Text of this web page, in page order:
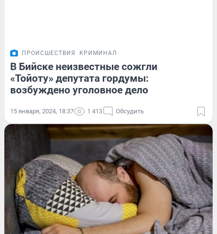
ПРОИСШЕСТВИЯ КРИМИНАЛ
В Бийске неизвестные сожгли
«Тойоту» депутата гордумы:
возбуждено уголовное дело
15 января, 2024, 18:37 1 413 Обсудить